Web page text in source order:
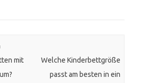
mit
Welche Kinderbettgröße
passt am besten in ein